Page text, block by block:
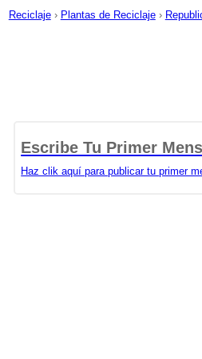
Reciclaje › Plantas de Reciclaje ›
Escribe Tu Primer
Haz clik aquí para publicar tu primer